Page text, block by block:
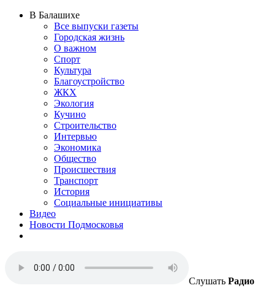
В Балашихе
Все выпуски газеты
Городская жизнь
О важном
Спорт
Культура
Благоустройство
ЖКХ
Экология
Кучино
Строительство
Интервью
Экономика
Общество
Происшествия
Транспорт
История
Социальные инициативы
Видео
Новости Подмосковья
Слушать Радио